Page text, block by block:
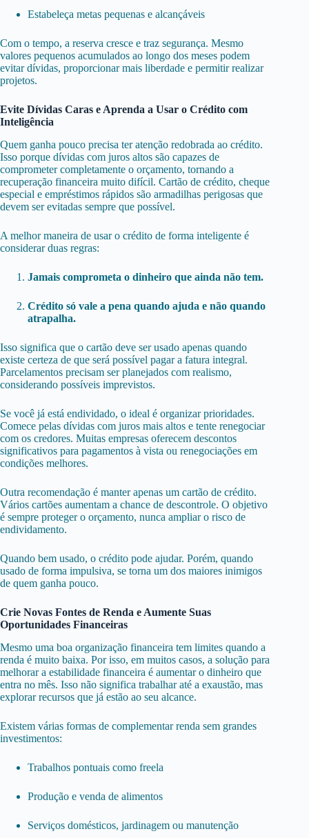
Estabeleça metas pequenas e alcançáveis
Com o tempo, a reserva cresce e traz segurança. Mesmo
valores pequenos acumulados ao longo dos meses podem
evitar dívidas, proporcionar mais liberdade e permitir realizar
projetos.
Evite Dívidas Caras e Aprenda a Usar o Crédito com
Inteligência
Quem ganha pouco precisa ter atenção redobrada ao crédito.
Isso porque dívidas com juros altos são capazes de
comprometer completamente o orçamento, tornando a
recuperação financeira muito difícil. Cartão de crédito, cheque
especial e empréstimos rápidos são armadilhas perigosas que
devem ser evitadas sempre que possível.
A melhor maneira de usar o crédito de forma inteligente é
considerar duas regras:
Jamais comprometa o dinheiro que ainda não tem.
Crédito só vale a pena quando ajuda e não quando
atrapalha.
Isso significa que o cartão deve ser usado apenas quando
existe certeza de que será possível pagar a fatura integral.
Parcelamentos precisam ser planejados com realismo,
considerando possíveis imprevistos.
Se você já está endividado, o ideal é organizar prioridades.
Comece pelas dívidas com juros mais altos e tente renegociar
com os credores. Muitas empresas oferecem descontos
significativos para pagamentos à vista ou renegociações em
condições melhores.
Outra recomendação é manter apenas um cartão de crédito.
Vários cartões aumentam a chance de descontrole. O objetivo
é sempre proteger o orçamento, nunca ampliar o risco de
endividamento.
Quando bem usado, o crédito pode ajudar. Porém, quando
usado de forma impulsiva, se torna um dos maiores inimigos
de quem ganha pouco.
Crie Novas Fontes de Renda e Aumente Suas
Oportunidades Financeiras
Mesmo uma boa organização financeira tem limites quando a
renda é muito baixa. Por isso, em muitos casos, a solução para
melhorar a estabilidade financeira é aumentar o dinheiro que
entra no mês. Isso não significa trabalhar até a exaustão, mas
explorar recursos que já estão ao seu alcance.
Existem várias formas de complementar renda sem grandes
investimentos:
Trabalhos pontuais como freela
Produção e venda de alimentos
Serviços domésticos, jardinagem ou manutenção